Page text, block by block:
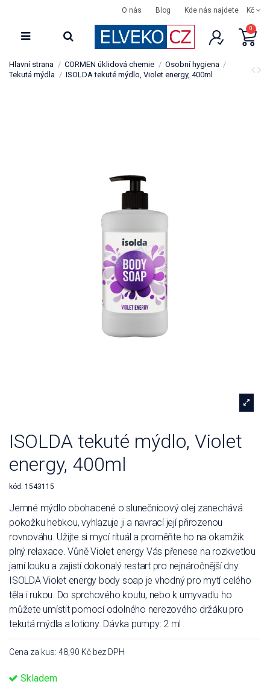
O nás Blog Kde nás najdete Kč
0
Hlavní strana CORMEN úklidová chemie
Osobní hygiena
Tekutá mýdla
ISOLDA tekuté mýdlo, Violet energy, 400ml
ISOLDA tekuté mýdlo, Violet
energy, 400ml
kód: 1543115
Jemné mýdlo obohacené o slunečnicový olej zanechává
pokožku hebkou, vyhlazuje ji a navrací její přirozenou
rovnováhu. Užijte si mycí rituál a proměňte ho na okamžik
plný relaxace. Vůně Violet energy Vás přenese na rozkvetlou
jarní louku a zajistí dokonalý restart pro nejnáročnější dny.
ISOLDA Violet energy body soap je vhodný pro mytí celého
těla i rukou. Do sprchového koutu, nebo k umyvadlu ho
můžete umístit pomocí odolného nerezového držáku pro
tekutá mýdla a lotiony. Dávka pumpy: 2 ml
Cena za kus: 48,90 Kč bez DPH
Skladem